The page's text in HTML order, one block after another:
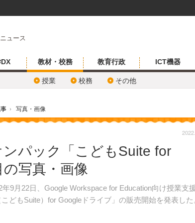
ュース
教材・校務
授業 校務 その他
教育行政 ICT機器
› 写真・画像
パック「こどもSuite for
写真・画像
9月22日、Google Workspace for Education向け授業支
どもSuite）for Googleドライブ」の販売開始を発表し